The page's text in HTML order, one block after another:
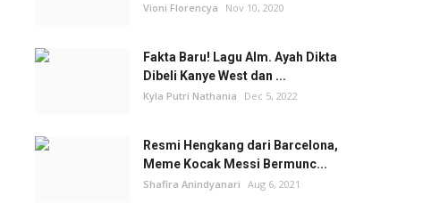
Vioni Florencya Nov 10, 2020
Fakta Baru! Lagu Alm. Ayah Dikta
Dibeli Kanye West dan ...
Kyla Putri Nathania Dec 5, 2022
Resmi Hengkang dari Barcelona,
Meme Kocak Messi Bermunc...
Shafira Anindyanari Aug 6, 2021